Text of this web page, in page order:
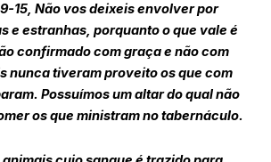
15, Não vos deixeis envolver por
e estranhas, porquanto o que vale é
confirmado com graça e não com
nunca tiveram proveito os que com
Possuímos um altar do qual não
os que ministram no tabernáculo.